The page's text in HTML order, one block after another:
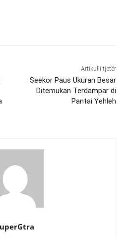
Artikulli tjetër
Seekor Paus Ukuran Besar
Ditemukan Terdampar di
Pantai Yehleh